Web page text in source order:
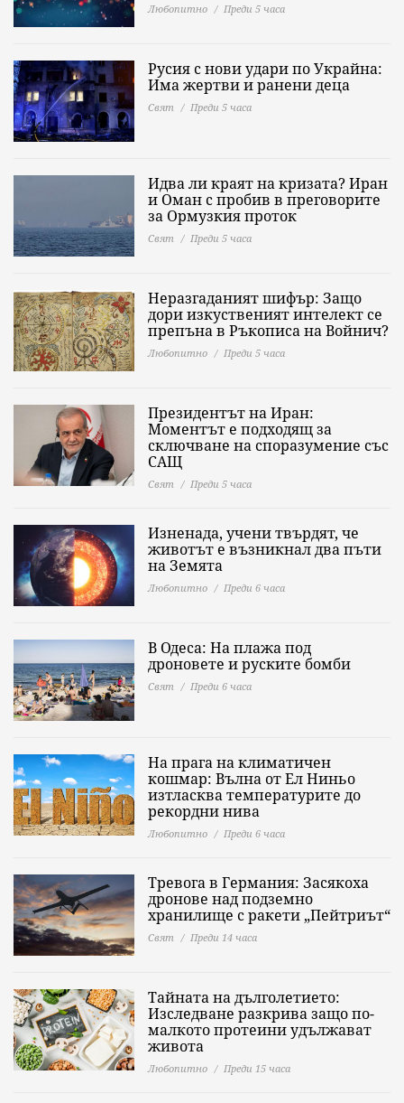
Любопитно Преди 5 часа
Русия с нови удари по Украйна:
Има жертви и ранени деца
Свят Преди 5 часа
Идва ли краят на кризата? Иран
и Оман с пробив в преговорите
за Ормузкия проток
Свят Преди 5 часа
Неразгаданият шифър: Защо
дори изкуственият интелект се
препъна в Ръкописа на Войнич?
Любопитно Преди 5 часа
Президентът на Иран:
Моментът е подходящ за
сключване на споразумение със
САЩ
Свят Преди 5 часа
Изненада, учени твърдят, че
животът е възникнал два пъти
на Земята
Любопитно Преди 6 часа
В Одеса: На плажа под
дроновете и руските бомби
Свят Преди 6 часа
На прага на климатичен
кошмар: Вълна от Ел Ниньо
изтласква температурите до
рекордни нива
Любопитно Преди 6 часа
Тревога в Германия: Засякоха
дронове над подземно
хранилище с ракети „Пейтриът“
Свят Преди 14 часа
Тайната на дълголетието:
Изследване разкрива защо по-
малкото протеини удължават
живота
Любопитно Преди 15 часа